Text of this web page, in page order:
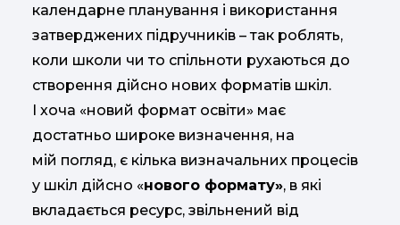
календарне планування і використання
затверджених підручників – так роблять,
коли школи чи то спільноти рухаються до
створення дійсно нових форматів шкіл.
І хоча «новий формат освіти» має
достатньо широке визначення, на
мій погляд, є кілька визначальних процесів
у шкіл дійсно «нового формату», в які
вкладається ресурс, звільнений від